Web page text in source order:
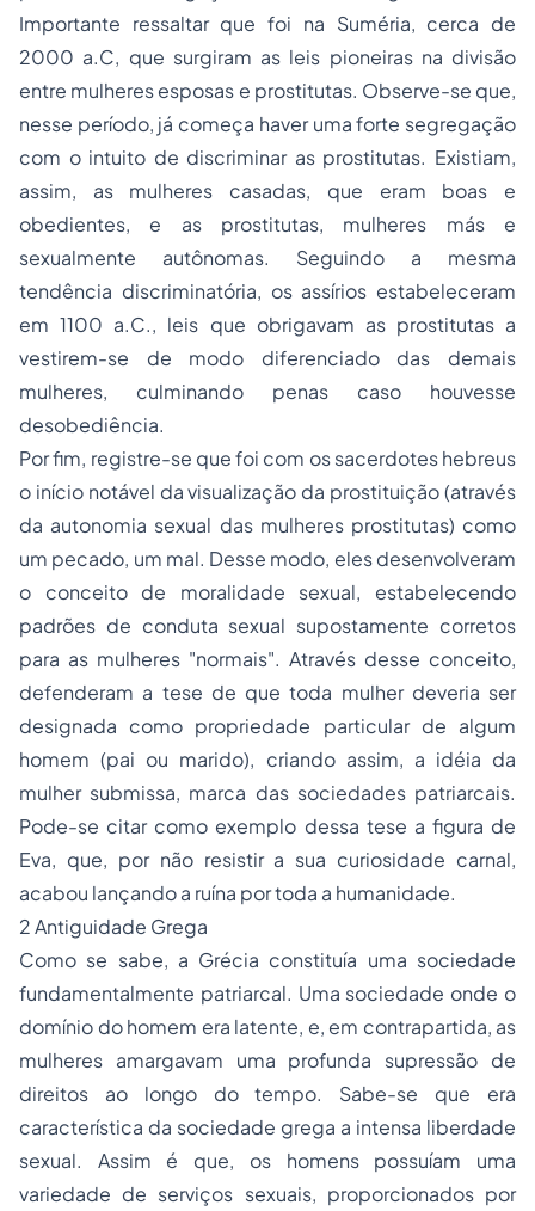
Importante ressaltar que foi na Suméria, cerca de
2000 a.C, que surgiram as leis pioneiras na divisão
entre mulheres esposas e prostitutas. Observe-se que,
nesse período, já começa haver uma forte segregação
com o intuito de discriminar as prostitutas. Existiam,
assim, as mulheres casadas, que eram boas e
obedientes, e as prostitutas, mulheres más e
sexualmente autônomas. Seguindo a mesma
tendência discriminatória, os assírios estabeleceram
em 1100 a.C., leis que obrigavam as prostitutas a
vestirem-se de modo diferenciado das demais
mulheres, culminando penas caso houvesse
desobediência.
Por fim, registre-se que foi com os sacerdotes hebreus
o início notável da visualização da prostituição (através
da autonomia sexual das mulheres prostitutas) como
um pecado, um mal. Desse modo, eles desenvolveram
o conceito de moralidade sexual, estabelecendo
padrões de conduta sexual supostamente corretos
para as mulheres "normais". Através desse conceito,
defenderam a tese de que toda mulher deveria ser
designada como propriedade particular de algum
homem (pai ou marido), criando assim, a idéia da
mulher submissa, marca das sociedades patriarcais.
Pode-se citar como exemplo dessa tese a figura de
Eva, que, por não resistir a sua curiosidade carnal,
acabou lançando a ruína por toda a humanidade.
2 Antiguidade Grega
Como se sabe, a Grécia constituía uma sociedade
fundamentalmente patriarcal. Uma sociedade onde o
domínio do homem era latente, e, em contrapartida, as
mulheres amargavam uma profunda supressão de
direitos ao longo do tempo. Sabe-se que era
característica da sociedade grega a intensa liberdade
sexual. Assim é que, os homens possuíam uma
variedade de serviços sexuais, proporcionados por